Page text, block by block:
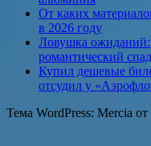
От каких
в 2026 году
Ловушка ожиданий:
романтический
Купил дешевые
отсудил у
Тема WordPress: Mercia от